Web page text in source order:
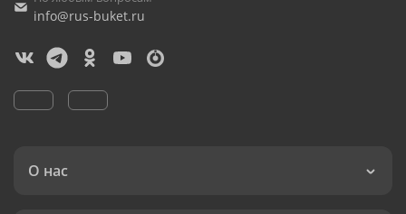
info@rus-buket.ru
О нас